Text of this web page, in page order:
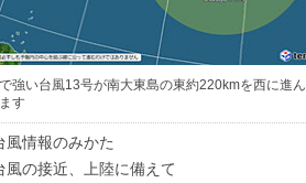
強い台風13号が南大東島の東約220kmを西に進ん
す
風情報のみかた
風の接近、上陸に備えて